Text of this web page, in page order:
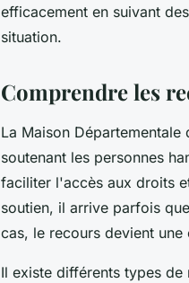
efficacement en suivant
situation.
Comprendre les
La Maison
soutenant les personnes
faciliter l'accès aux droits
soutien, il arrive parfois
cas, le recours devient
Il existe différents types